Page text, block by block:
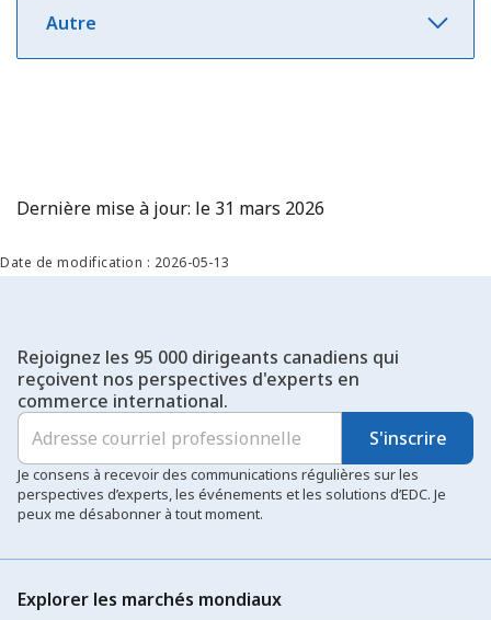
Autre
Dernière mise à jour: le 31 mars 2026
Date de modification : 2026-05-13
Rejoignez les 95 000 dirigeants canadiens qui
reçoivent nos perspectives d'experts en
commerce international.
S'inscrire
Je consens à recevoir des communications régulières sur les
perspectives d’experts, les événements et les solutions d’EDC. Je
peux me désabonner à tout moment.
Explorer les marchés mondiaux